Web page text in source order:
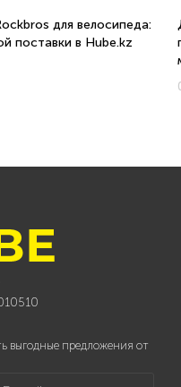
для велосипеда:
поставки в Hube.kz
выгодные предложения от